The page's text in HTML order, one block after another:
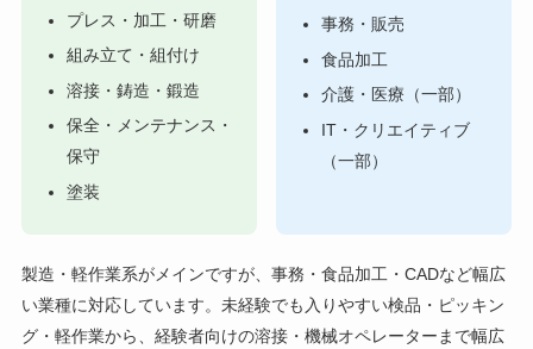
プレス・加工・研磨
組み立て・組付け
溶接・鋳造・鍛造
保全・メンテナンス・
保守
塗装
事務・販売
食品加工
介護・医療（一部）
IT・クリエイティブ
（一部）
製造・軽作業系がメインですが、事務・食品加工・CADなど幅広
い業種に対応しています。未経験でも入りやすい検品・ピッキン
グ・軽作業から、経験者向けの溶接・機械オペレーターまで幅広